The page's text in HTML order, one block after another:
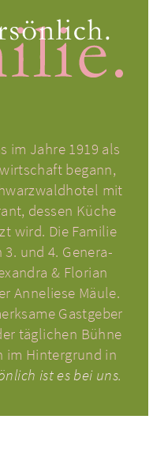
im Jahre 1919 als
begann,
mit
dessen Küche
wird. Die Familie
3. und 4. Gene­ra­
& Florian
Anne­liese Mäule.
Gast­ge­ber
täg­li­chen Bühne
im Hin­ter­grund in
ist es bei uns.